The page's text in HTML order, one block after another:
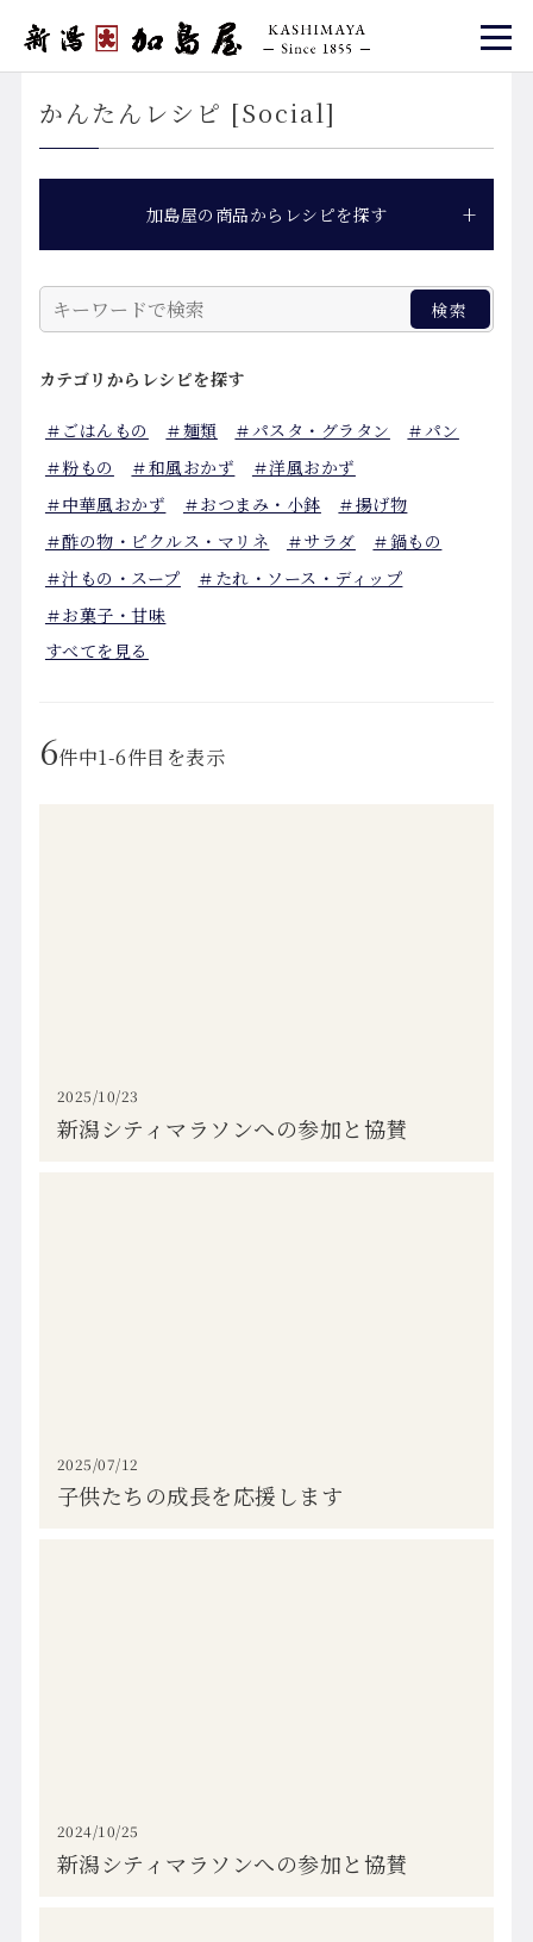
かんたんレシピ [Social]
6件中1-6件目を表示
加島屋の商品からレシピを探す
カテゴリから レシピを探す
＃ごはんもの ＃麺類 ＃パスタ・グラタン
＃パン
＃粉もの
＃和風おかず
＃洋風おかず
＃中華風おかず
＃おつまみ・小鉢
＃揚げ物
＃酢の物・ピクルス・マリネ
＃サラダ
＃鍋もの
＃汁もの・スープ
＃たれ・ソース・ディップ
＃お菓子・甘味
すべてを見る
2025/10/23
新潟シティマラソンへの参加と協賛
2025/07/12
子供たちの成長を応援します
2024/10/25
新潟シティマラソンへの参加と協賛